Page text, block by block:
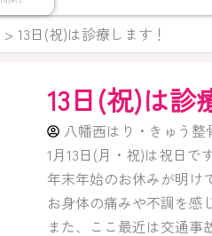
13日(祝)は診療します！
13日(祝)は診
八幡西はり・きゅう整
1月13日(月・祝)は祝日で
年末年始のお休みが明け
お身体の痛みや不調を感
また、ここ最近は交通事